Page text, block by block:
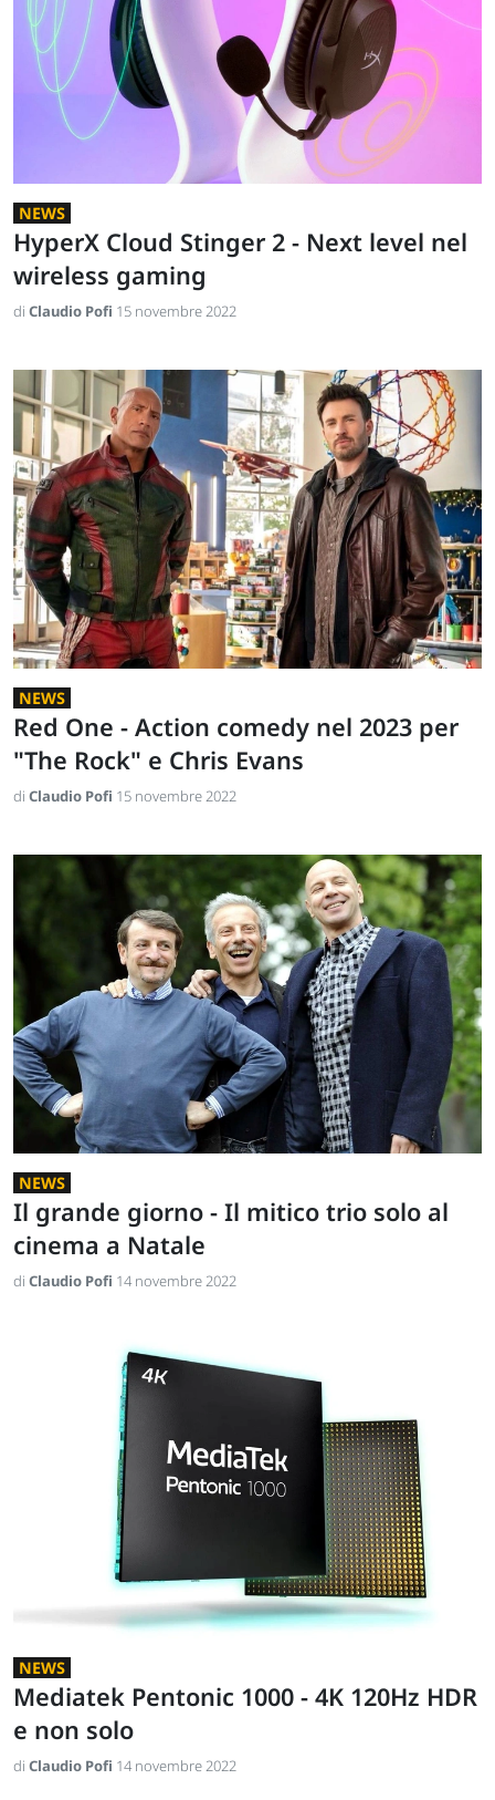
NEWS
HyperX Cloud Stinger 2 - Next level nel
wireless gaming
di Claudio Pofi 15 novembre 2022
NEWS
Red One - Action comedy nel 2023 per
"The Rock" e Chris Evans
di Claudio Pofi 15 novembre 2022
NEWS
Il grande giorno - Il mitico trio solo al
cinema a Natale
di Claudio Pofi 14 novembre 2022
NEWS
Mediatek Pentonic 1000 - 4K 120Hz HDR
e non solo
di Claudio Pofi 14 novembre 2022